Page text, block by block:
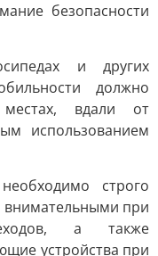
безопасности
и других
должно
вдали от
использованием
строго
при
а также
устройства при